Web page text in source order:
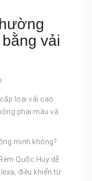
vải
loại vải cao
phai màu và
minh không?
Quốc Huy dễ
điều khiển từ